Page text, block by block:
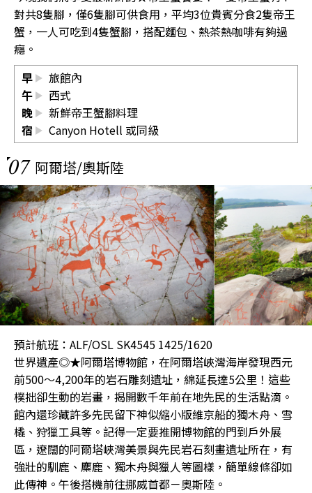
對共8隻腳，僅6隻腳可供食用，平均3位貴賓分食2隻帝王
蟹，一人可吃到4隻蟹腳，搭配麵包、熱茶熱咖啡有夠過
癮。
早
旅館內
午
西式
晚
新鮮帝王蟹腳料理
宿
Canyon Hotell 或同級
07 阿爾塔/奧斯陸
預計航班：ALF/OSL SK4545 1425/1620
世界遺產◎★阿爾塔博物館，在阿爾塔峽灣海岸發現西元
前500～4,200年的岩石雕刻遺址，綿延長達5公里！這些
樸拙卻生動的岩畫，揭開數千年前在地先民的生活點滴。
館內還珍藏許多先民留下神似縮小版維京船的獨木舟、雪
橇、狩獵工具等。記得一定要推開博物館的門到戶外展
區，遼闊的阿爾塔峽灣美景與先民岩石刻畫遺址所在，有
強壯的馴鹿、麋鹿、獨木舟與獵人等圖樣，簡單線條卻如
此傳神。午後搭機前往挪威首都－奧斯陸。